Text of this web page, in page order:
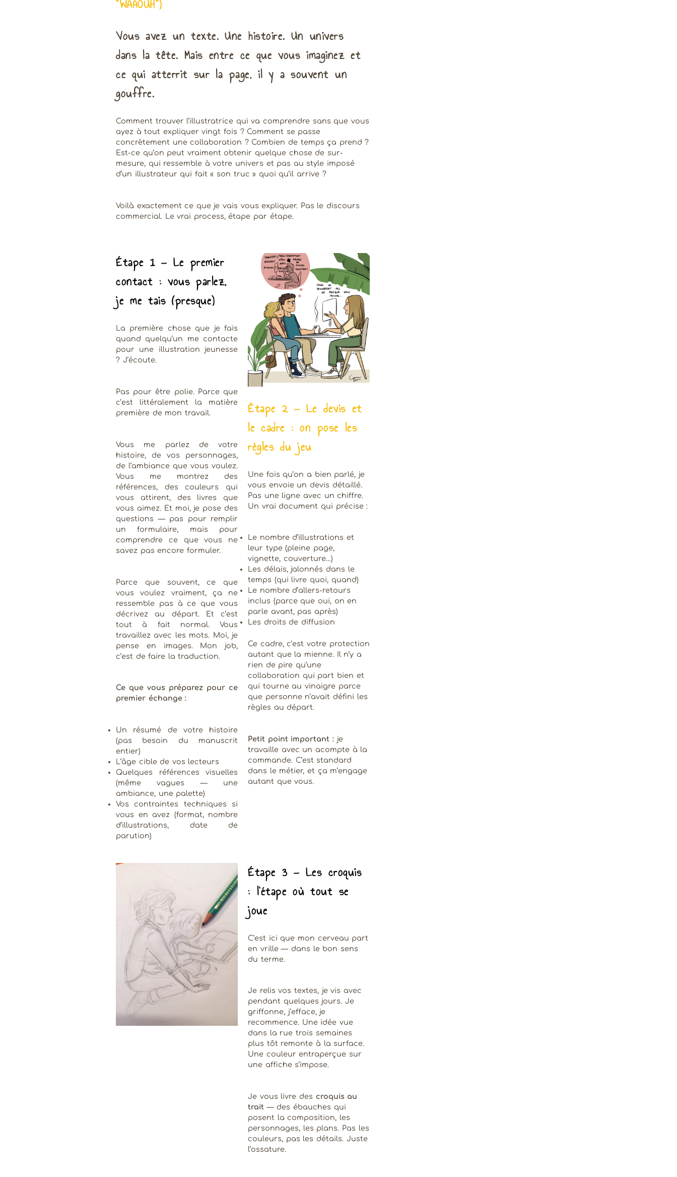
"WAAOUH")
Vous avez un texte. Une histoire. Un univers
dans la tête. Mais entre ce que vous imaginez et
ce qui atterrit sur la page, il y a souvent un
gouffre.
Comment trouver l’illustratrice qui va comprendre sans que vous
ayez à tout expliquer vingt fois ? Comment se passe
concrètement une collaboration ? Combien de temps ça prend ?
Est-ce qu’on peut vraiment obtenir quelque chose de sur-
mesure, qui ressemble à votre univers et pas au style imposé
d’un illustrateur qui fait « son truc » quoi qu’il arrive ?
Voilà exactement ce que je vais vous expliquer. Pas le discours
commercial. Le vrai process, étape par étape.
Étape 1 — Le premier
contact : vous parlez,
je me tais (presque)
La première chose que je fais
quand quelqu’un me contacte
pour une illustration jeunesse
? J’écoute.
Pas pour être polie. Parce que
c’est littéralement la matière
première de mon travail.
Vous me parlez de votre
histoire, de vos personnages,
de l’ambiance que vous voulez.
Vous me montrez des
références, des couleurs qui
vous attirent, des livres que
vous aimez. Et moi, je pose des
questions — pas pour remplir
un formulaire, mais pour
comprendre ce que vous ne
savez pas encore formuler.
Parce que souvent, ce que
vous voulez vraiment, ça ne
ressemble pas à ce que vous
décrivez au départ. Et c’est
tout à fait normal. Vous
travaillez avec les mots. Moi, je
pense en images. Mon job,
c’est de faire la traduction.
Ce que vous préparez pour ce
premier échange :
Un résumé de votre histoire
(pas besoin du manuscrit
entier)
L’âge cible de vos lecteurs
Quelques références visuelles
(même vagues — une
ambiance, une palette)
Vos contraintes techniques si
vous en avez (format, nombre
d’illustrations, date de
parution)
Étape 2 — Le devis et
le cadre : on pose les
règles du jeu
Une fois qu’on a bien parlé, je
vous envoie un devis détaillé.
Pas une ligne avec un chiffre.
Un vrai document qui précise :
Le nombre d’illustrations et
leur type (pleine page,
vignette, couverture…)
Les délais, jalonnés dans le
temps (qui livre quoi, quand)
Le nombre d’allers-retours
inclus (parce que oui, on en
parle avant, pas après)
Les droits de diffusion
Ce cadre, c’est votre protection
autant que la mienne. Il n’y a
rien de pire qu’une
collaboration qui part bien et
qui tourne au vinaigre parce
que personne n’avait défini les
règles au départ.
Petit point important :je
travaille avec un acompte à la
commande. C’est standard
dans le métier, et ça m’engage
autant que vous.
Étape 3 — Les croquis
: l'étape où tout se
joue
C’est ici que mon cerveau part
en vrille — dans le bon sens
du terme.
Je relis vos textes, je vis avec
pendant quelques jours. Je
griffonne, j’efface, je
recommence. Une idée vue
dans la rue trois semaines
plus tôt remonte à la surface.
Une couleur entraperçue sur
une affiche s’impose.
Je vous livre des croquis au
trait — des ébauches qui
posent la composition, les
personnages, les plans. Pas les
couleurs, pas les détails. Juste
l’ossature.